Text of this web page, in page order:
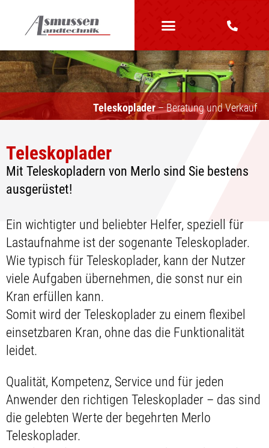
Teleskoplader– Beratung und Verkauf
Teleskoplader
Mit Teleskopladern von Merlo sind Sie bestens
ausgerüstet!
Ein wichtigter und beliebter Helfer, speziell für
Lastaufnahme ist der sogenante Teleskoplader.
Wie typisch für Teleskoplader, kann der Nutzer
viele Aufgaben übernehmen, die sonst nur ein
Kran erfüllen kann.
Somit wird der Teleskoplader zu einem flexibel
einsetzbaren Kran, ohne das die Funktionalität
leidet.
Qualität, Kompetenz, Service und für jeden
Anwender den richtigen Teleskoplader – das sind
die gelebten Werte der begehrten Merlo
Teleskoplader.